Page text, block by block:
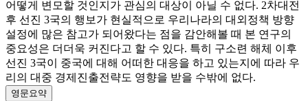
어떻게 변모할 것인지가 관심의 대상이 아닐 수 없다. 2차대전
후 선진 3국의 행보가 현실적으로 우리나라의 대외정책 방향
설정에 많은 참고가 되어왔다는 점을 감안해볼 때 본 연구의
중요성은 더더욱 커진다고 할 수 있다. 특히 구소련 해체 이후
선진 3국이 중국에 대해 어떠한 대응을 하고 있는지에 따라 우
리의 대중 경제진출전략도 영향을 받을 수밖에 없다.
영문요약